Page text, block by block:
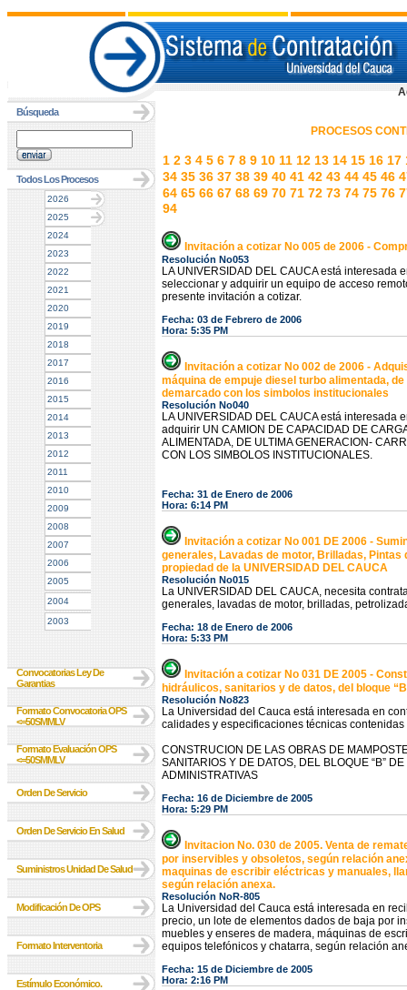
Búsqueda
Todos Los Procesos
2026
2025
2024
2023
2022
2021
2020
2019
2018
2017
2016
2015
2014
2013
2012
2011
2010
2009
2008
2007
2006
2005
2004
2003
Convocatorias Ley De
Garantias
Formato Convocatoria OPS
<=50SMMLV
Formato Evaluación OPS
<=50SMMLV
Orden De Servicio
Orden De Servicio En Salud
Suministros Unidad De Salud
Modificación De OPS
Formato Interventoria
Estímulo Económico.
PROCESOS
1 2 3 4 5 6 7 8 9 10 11 12 13 14 15 16 17
34 35 36 37 38 39 40 41 42 43 44 45 46
64 65 66 67 68 69 70 71 72 73 74 75 76
94
Invitación a cotizar No 005 de 2006 -
Resolución No053
LA UNIVERSIDAD DEL CAUCA está
seleccionar y adquirir un equipo de acceso
presente invitación a cotizar.
Fecha: 03 de Febrero de 2006
Hora: 5:35 PM
Invitación a cotizar No 002 de 2006 -
máquina de empuje diesel turbo alimentada,
demarcado con los simbolos institucionales
Resolución No040
LA UNIVERSIDAD DEL CAUCA está
adquirir UN CAMION DE CAPACIDAD DE
ALIMENTADA, DE ULTIMA GENERACION-
CON LOS SIMBOLOS INSTITUCIONALES.
Fecha: 31 de Enero de 2006
Hora: 6:14 PM
Invitación a cotizar No 001 DE 2006 -
generales, Lavadas de motor, Brilladas,
propiedad de la UNIVERSIDAD DEL CAUCA
Resolución No015
La UNIVERSIDAD DEL CAUCA, necesita
generales, lavadas de motor, brilladas,
Fecha: 18 de Enero de 2006
Hora: 5:33 PM
Invitación a cotizar No 031 DE 2005 -
hidráulicos, sanitarios y de datos, del bloque
Resolución No823
La Universidad del Cauca está interesada en
calidades y especificaciones técnicas
CONSTRUCION DE LAS OBRAS DE
SANITARIOS Y DE DATOS, DEL BLOQUE “B”
ADMINISTRATIVAS
Fecha: 16 de Diciembre de 2005
Hora: 5:29 PM
Invitacion No. 030 de 2005. Venta de
por inservibles y obsoletos, según relación
maquinas de escribir eléctricas y manuales,
según relación anexa.
Resolución NoR-805
La Universidad del Cauca está interesada en
precio, un lote de elementos dados de baja por
muebles y enseres de madera, máquinas de
equipos telefónicos y chatarra, según relación
Fecha: 15 de Diciembre de 2005
Hora: 2:16 PM